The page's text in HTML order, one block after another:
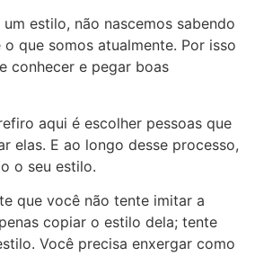
estilo, não nascemos sabendo
que somos atualmente. Por isso
conhecer e pegar boas
aqui é escolher pessoas que
elas. E ao longo desse processo,
o seu estilo.
que você não tente imitar a
copiar o estilo dela; tente
Você precisa enxergar como